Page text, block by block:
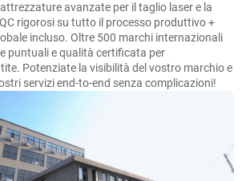
avanzate per il taglio laser e la
rigorosi su tutto il processo produttivo +
incluso. Oltre 500 marchi internazionali
puntuali e qualità certificata per
Potenziate la visibilità del vostro marchio e
servizi end-to-end senza complicazioni!